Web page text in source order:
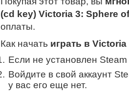
(cd key) Victoria 3: Sphere
оплаты.
Как начать играть в
Если не установлен
Войдите в свой аккаунт
у вас его еще нет.